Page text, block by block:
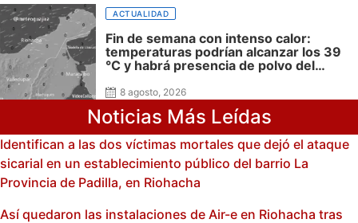
ACTUALIDAD
Fin de semana con intenso calor:
temperaturas podrían alcanzar los 39
°C y habrá presencia de polvo del
8 agosto, 2026
Noticias Más Leídas
Identifican a las dos víctimas mortales que dejó el ataque
sicarial en un establecimiento público del barrio La
Provincia de Padilla, en Riohacha
Así quedaron las instalaciones de Air-e en Riohacha tras